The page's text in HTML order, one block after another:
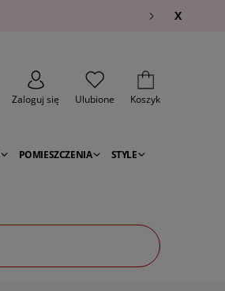
X
Zaloguj się
Ulubione Koszyk
POMIESZCZENIA STYLE